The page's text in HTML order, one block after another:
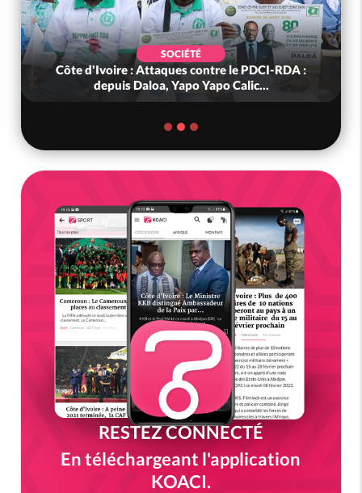
SOCIÉTÉ
Côte d'Ivoire : Attaques contre le PDCI-RDA :
depuis Daloa, Yapo Yapo Calic...
RESTEZ CONNECTÉ
En téléchargeant l'application
KOACI.